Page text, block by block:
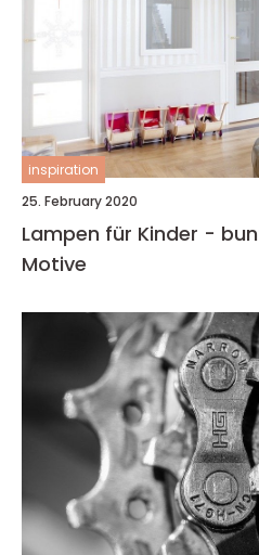
inspiration
25. February 2020
Lampen für Kinder -
Motive